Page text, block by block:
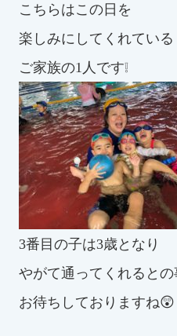
体験申し
こちらはこの日を
楽しみにしてくれている
ご家族の1人です❕
3番目の子は3歳となり
やがて通ってくれるとの
お待ちしておりますね😲